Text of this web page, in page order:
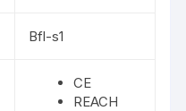
Bfl-s1
CE
REACH